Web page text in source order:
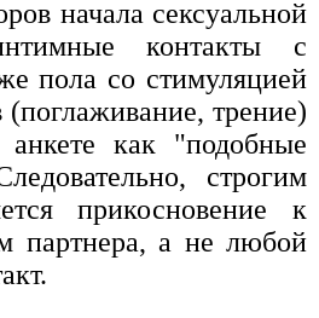
начала сексуальной
контакты с
пола со стимуляцией
трение)
анкете как "подобные
строгим
прикосновение к
партнера, а не любой